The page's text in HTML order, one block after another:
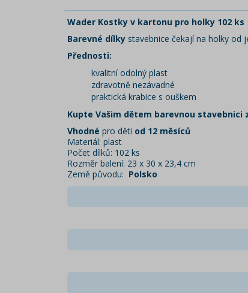
Wader Kostky v kartonu pro holky 102 ks
Barevné dílky stavebnice čekají na holky od
Přednosti:
kvalitní odolný plast
zdravotně nezávadné
praktická krabice s ouškem
Kupte Vašim dětem barevnou stavebnici
Vhodné pro děti od 12 měsíců
Materiál: plast
Počet dílků: 102 ks
Rozměr balení: 23 x 30 x 23,4 cm
Země původu: Polsko